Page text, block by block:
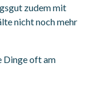
zudem mit
nicht noch mehr
Dinge oft am